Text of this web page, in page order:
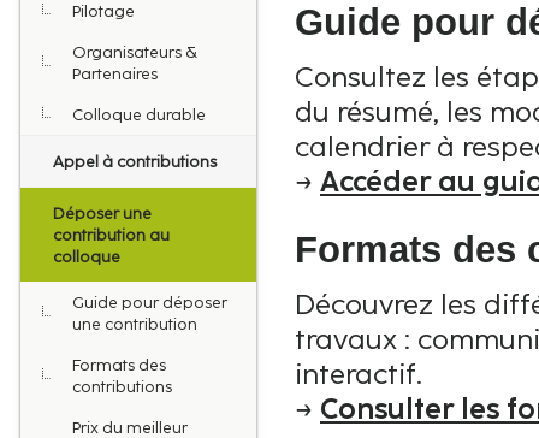
Pilotage
Organisateurs &
Partenaires
Colloque durable
Appel à contributions
Déposer une
contribution au
colloque
Guide pour déposer
une contribution
Formats des
contributions
Prix du meilleur
Guide pour
Consultez les
du résumé, les
calendrier à
→ Accéder au
Formats des
Découvrez les
travaux :
interactif.
→ Consulter les